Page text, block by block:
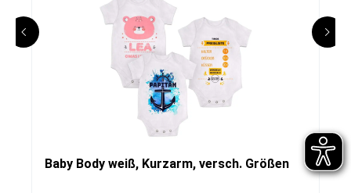
Baby Body weiß, Kurzarm, versch. Größen